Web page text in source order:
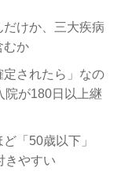
けか、三大疾病
むか
されたら」なの
院が180日以上継
「50歳以下」
きやすい